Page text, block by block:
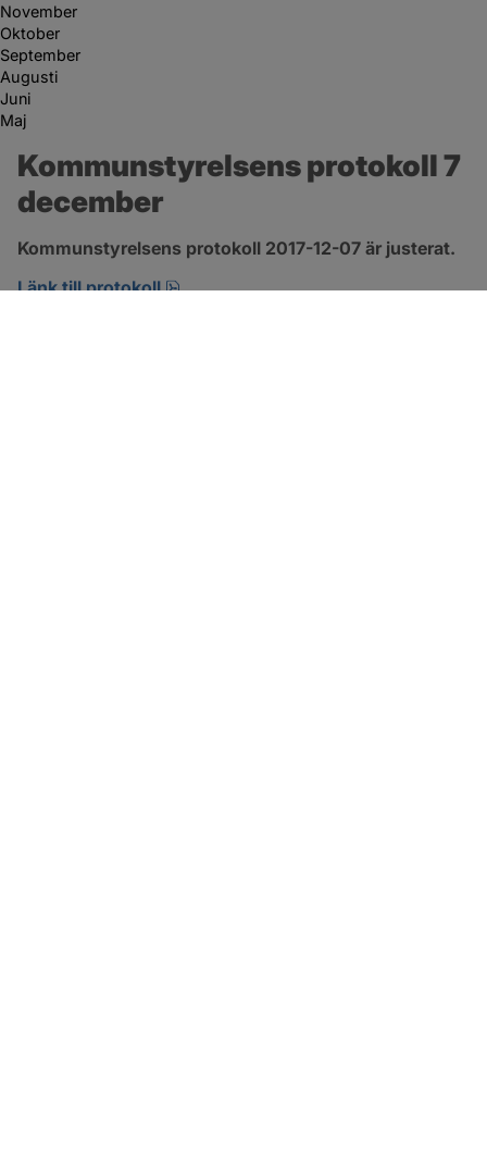
November
Oktober
September
Augusti
Juni
Maj
Kommunstyrelsens protokoll 7
december
Kommunstyrelsens protokoll 2017-12-07 är justerat.
Länk till protokoll
pdf, 123.1 kB, öppnas i nytt fönster.